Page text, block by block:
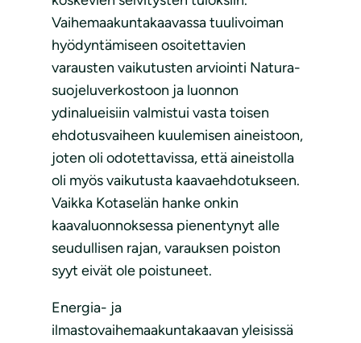
Vaihemaakuntakaavassa tuulivoiman
hyödyntämiseen osoitettavien
varausten vaikutusten arviointi Natura-
suojeluverkostoon ja luonnon
ydinalueisiin valmistui vasta toisen
ehdotusvaiheen kuulemisen aineistoon,
joten oli odotettavissa, että aineistolla
oli myös vaikutusta kaavaehdotukseen.
Vaikka Kotaselän hanke onkin
kaavaluonnoksessa pienentynyt alle
seudullisen rajan, varauksen poiston
syyt eivät ole poistuneet.
Energia- ja
ilmastovaihemaakuntakaavan yleisissä